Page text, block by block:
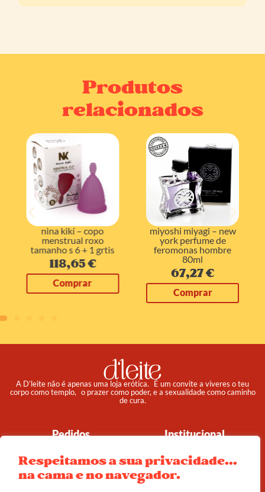
Respeitamos a sua privacidade...
na cama e no navegador.
Produtos
relacionados
nina kikí – copo
menstrual roxo
tamanho s 6 + 1 grtis
118,65€
Comprar
miyoshi miyagi – new
york perfume de
feromonas hombre
80ml
67,27€
Comprar
A D’leite não é apenas uma loja erótica. É um convite a viveres o teu
corpo como templo, o prazer como poder, e a sexualidade como caminho
de cura.
Pedidos
Termos e Condições
Institucional
Política de Privacidade